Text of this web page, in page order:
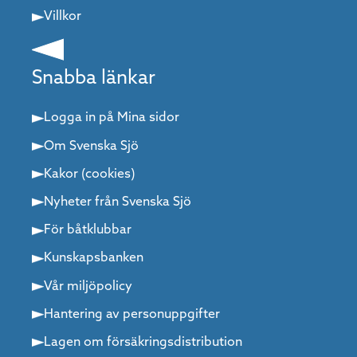
Villkor
Snabba länkar
Logga in på Mina sidor
Om Svenska Sjö
Kakor (cookies)
Nyheter från Svenska Sjö
För båtklubbar
Kunskapsbanken
Vår miljöpolicy
Hantering av personuppgifter
Lagen om försäkringsdistribution